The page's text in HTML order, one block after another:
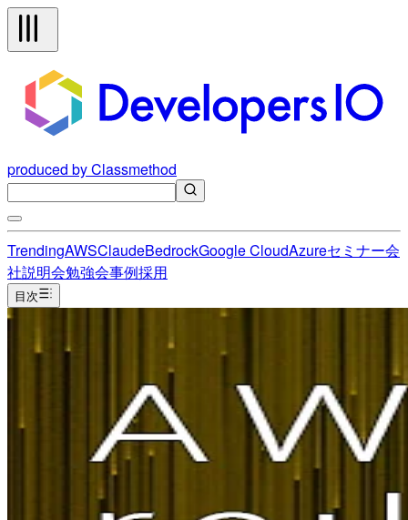
produced by Classmethod
TrendingAWSClaudeBedrockGoogle CloudAzureセミナー会
社説明会勉強会事例採用
目次